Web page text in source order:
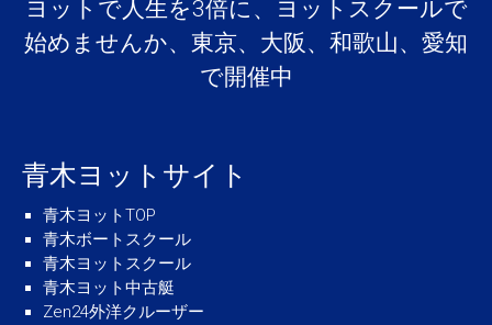
ヨットで人生を3倍に、ヨットスクールで
始めませんか、東京、大阪、和歌山、愛知
で開催中
青木ヨットサイト
青木ヨットTOP
青木ボートスクール
青木ヨットスクール
青木ヨット中古艇
Zen24外洋クルーザー